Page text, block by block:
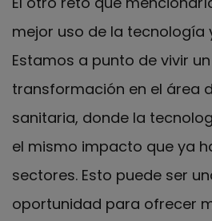
mejor uso de la tecnología
Estamos a punto de vivir
transformación en el área
sanitaria, donde la
el mismo impacto que ya
sectores. Esto puede ser
oportunidad para ofrecer